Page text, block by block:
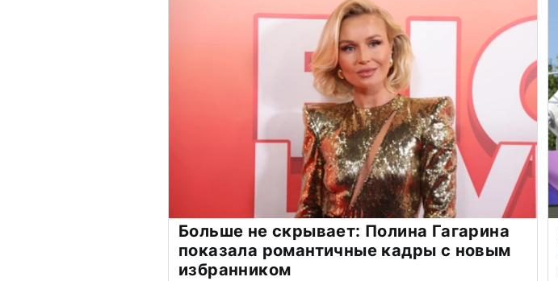
Больше не скрывает: Полина Гагарина
показала романтичные кадры с новым
избранником